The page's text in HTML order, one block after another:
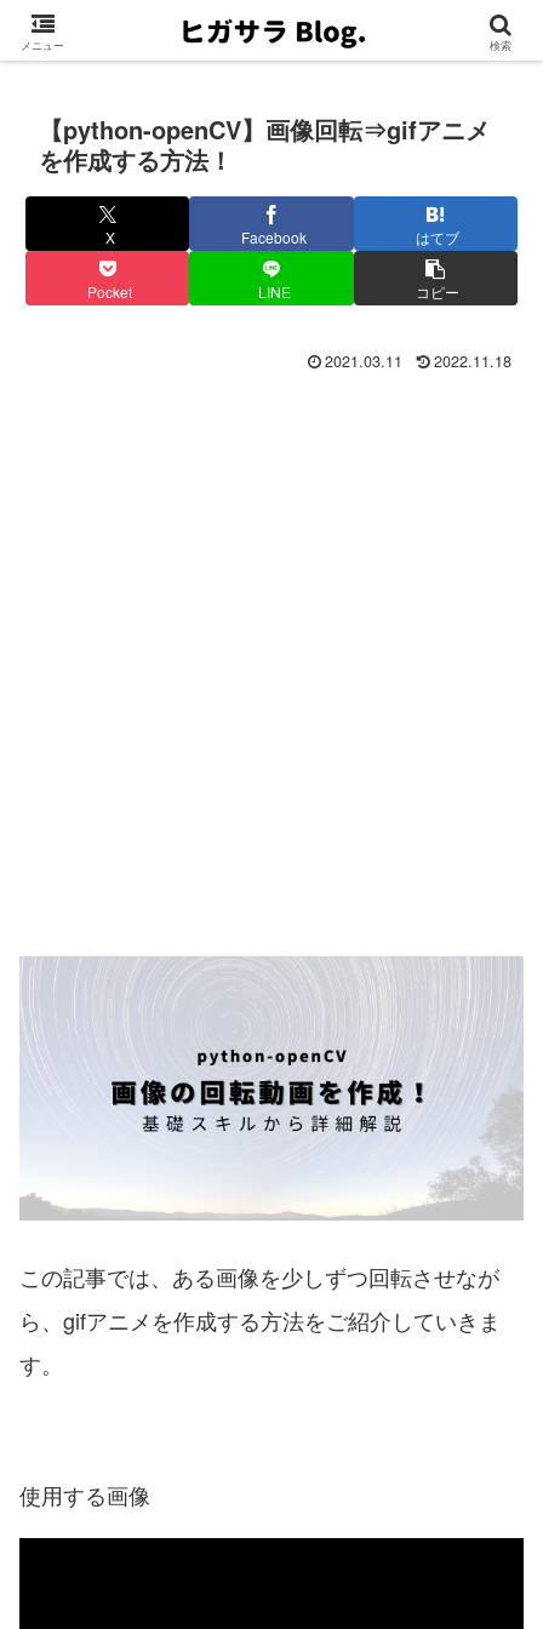
【python-openCV】画像回転⇒gifアニメ
を作成する方法！
X Facebook はてブ
Pocket LINE コピー
2021.03.11 2022.11.18
この記事では、ある画像を少しずつ回転させなが
ら、gifアニメを作成する方法をご紹介していきま
す。
使用する画像
メニュー 検索